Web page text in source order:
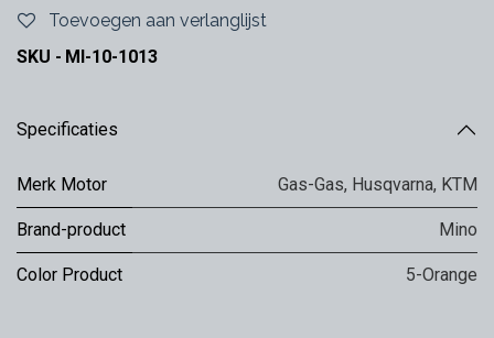
Toevoegen aan verlanglijst
SKU - MI-10-1013
Specificaties
Merk Motor Gas-Gas, Husqvarna, KTM
Brand-product Mino
Color Product 5-Orange